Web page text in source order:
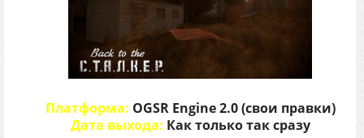
Платформа: OGSR Engine 2.0 (свои правки)
Дата выхода: Как только так сразу